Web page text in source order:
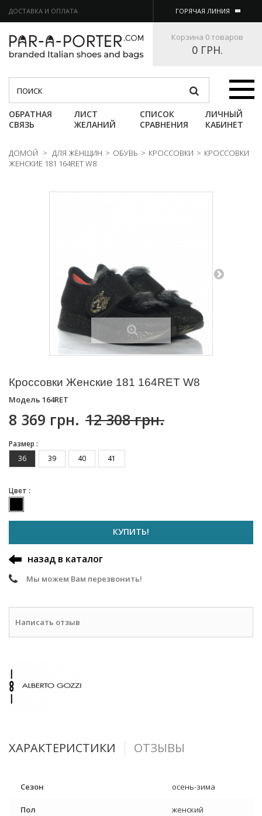
ДОСТАВКА И ОПЛАТА ГОРЯЧАЯ ЛИНИЯ
Корзина 0 товаров
0 ГРН.
Категории
ОБРАТНАЯ
СВЯЗЬ
ЛИСТ
ЖЕЛАНИЙ
СПИСОК
СРАВНЕНИЯ
ЛИЧНЫЙ
КАБИНЕТ
ДОМОЙ > ДЛЯ ЖЕНЩИН > ОБУВЬ > КРОССОВКИ > КРОССОВКИ
ЖЕНСКИЕ 181 164RET W8
Кроссовки Женские 181 164RET W8
Модель 164RET
8 369 грн. 12 308 грн.
Размер :
36
39 40 41
Цвет :
КУПИТЬ!
назад в каталог
Мы можем Вам перезвонить!
Написать отзыв
ХАРАКТЕРИСТИКИ ОТЗЫВЫ
Сезон осень-зима
Пол женский